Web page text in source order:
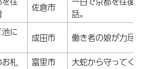
佐倉市
話。
に
成田市
働き者の娘が力尽
札 富里市
大蛇から守ってく